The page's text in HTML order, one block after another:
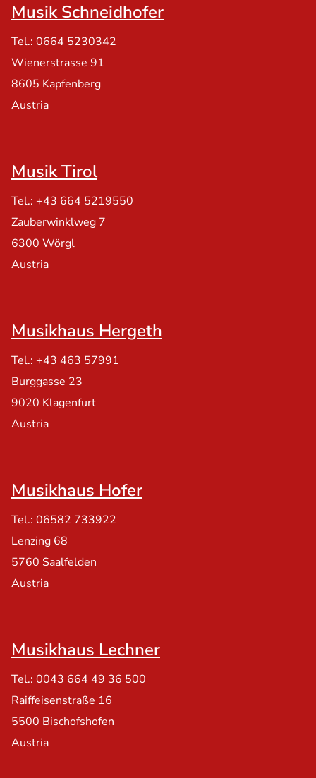
Musik Schneidhofer
Tel.: 0664 5230342
Wienerstrasse 91
8605 Kapfenberg
Austria
Musik Tirol
Tel.: +43 664 5219550
Zauberwinklweg 7
6300 Wörgl
Austria
Musikhaus Hergeth
Tel.: +43 463 57991
Burggasse 23
9020 Klagenfurt
Austria
Musikhaus Hofer
Tel.: 06582 733922
Lenzing 68
5760 Saalfelden
Austria
Musikhaus Lechner
Tel.: 0043 664 49 36 500
Raiffeisenstraße 16
5500 Bischofshofen
Austria